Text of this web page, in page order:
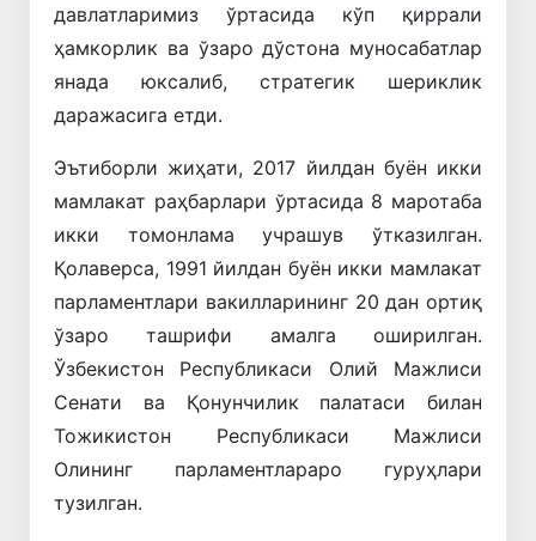
давлатларимиз ўртасида кўп қиррали
ҳамкорлик ва ўзаро дўстона муносабатлар
янада юксалиб, стратегик шериклик
даражасига етди.
Эътиборли жиҳати, 2017 йилдан буён икки
мамлакат раҳбарлари ўртасида 8 маротаба
икки томонлама учрашув ўтказилган.
Қолаверса, 1991 йилдан буён икки мамлакат
парламентлари вакилларининг 20 дан ортиқ
ўзаро ташрифи амалга оширилган.
Ўзбекистон Республикаси Олий Мажлиси
Сенати ва Қонунчилик палатаси билан
Тожикистон Республикаси Мажлиси
Олининг парламентлараро гуруҳлари
тузилган.